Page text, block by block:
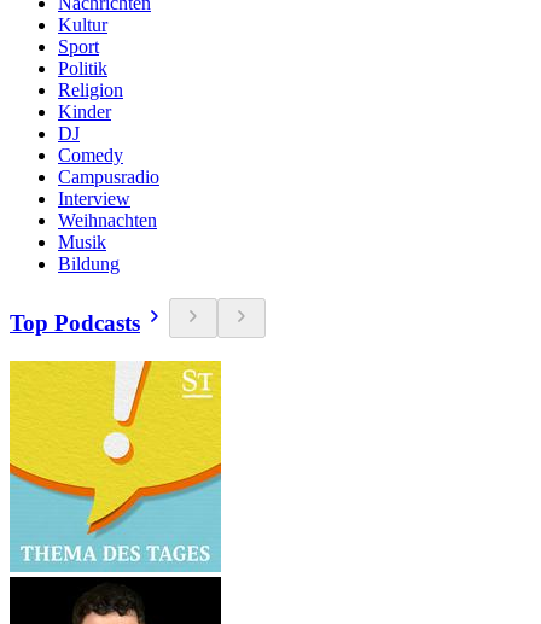
Kultur
Sport
Politik
Religion
Kinder
DJ
Comedy
Campusradio
Interview
Weihnachten
Musik
Bildung
Top Podcasts